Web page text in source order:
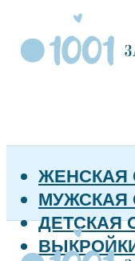
ЖЕНСКАЯ
МУЖСКАЯ
ДЕТСКАЯ